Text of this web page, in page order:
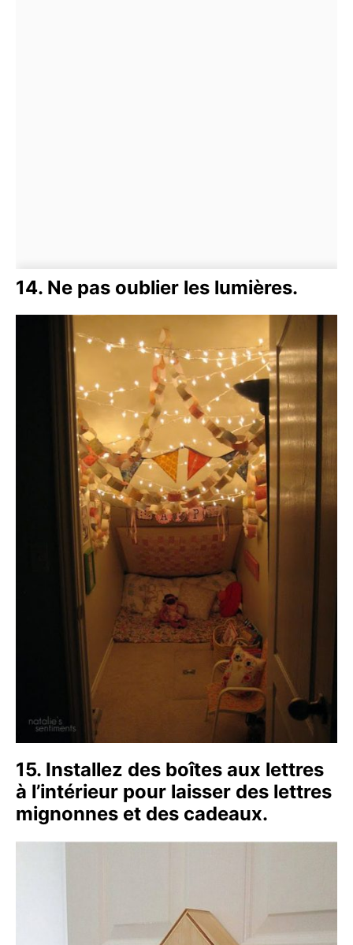
14. Ne pas oublier les lumières.
15. Installez des boîtes aux lettres
à l’intérieur pour laisser des lettres
mignonnes et des cadeaux.